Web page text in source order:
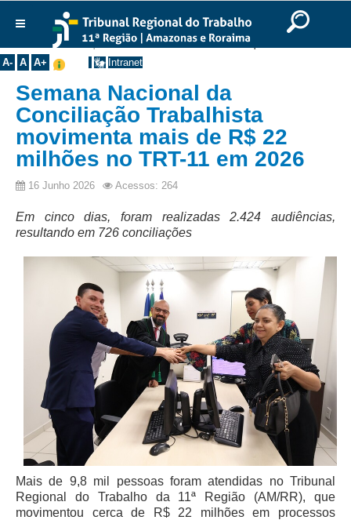
Ir para o rodapé
English
Português Español
A- A A+ Intranet
Institucional
Presidência
Corregedoria
Composição
Desembargadores
Seções Especializadas
Turmas
Varas do Trabalho
Juízes Manaus
Juízes Roraima
Juízes Interior
Juízes Substitutos
Diretores
Comitês
Comitê Gestor Regional do PJe
Comitê Gestor Regional do e-Gestão e de Tabelas
Processuais Unificadas
Comitê do Datajud
Você está aqui:Início >> Notícias >> Destaques
Semana Nacional da
Conciliação Trabalhista
movimenta mais de R$ 22
milhões no TRT-11 em 2026
16 Junho 2026 Acessos: 264
Em cinco dias, foram realizadas 2.424 audiências,
resultando em 726 conciliações
Mais de 9,8 mil pessoas foram atendidas no Tribunal
Regional do Trabalho da 11ª Região (AM/RR), que
movimentou cerca de R$ 22 milhões em processos